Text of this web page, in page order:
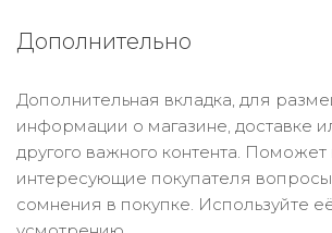
Дополнительно
Дополнительная вкладка, для
информации о магазине, доставке
другого важного контента. Поможет
интересующие покупателя вопросы
сомнения в покупке. Используйте